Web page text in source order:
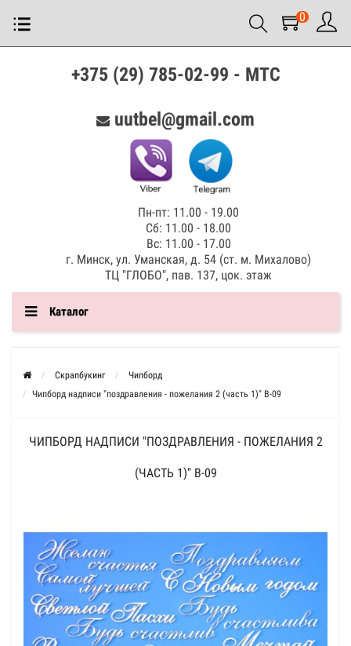
0
+375 (29) 785-02-99 - МТС
uutbel@gmail.com
Пн-пт: 11.00 - 19.00
Сб: 11.00 - 18.00
Вс: 11.00 - 17.00
г. Минск, ул. Уманская, д. 54 (ст. м. Михалово)
ТЦ "ГЛОБО", пав. 137, цок. этаж
Каталог
Скрапбукинг
Чипборд
Чипборд надписи "поздравления - пожелания 2 (часть 1)" В-09
ЧИПБОРД НАДПИСИ "ПОЗДРАВЛЕНИЯ - ПОЖЕЛАНИЯ 2
(ЧАСТЬ 1)" В-09